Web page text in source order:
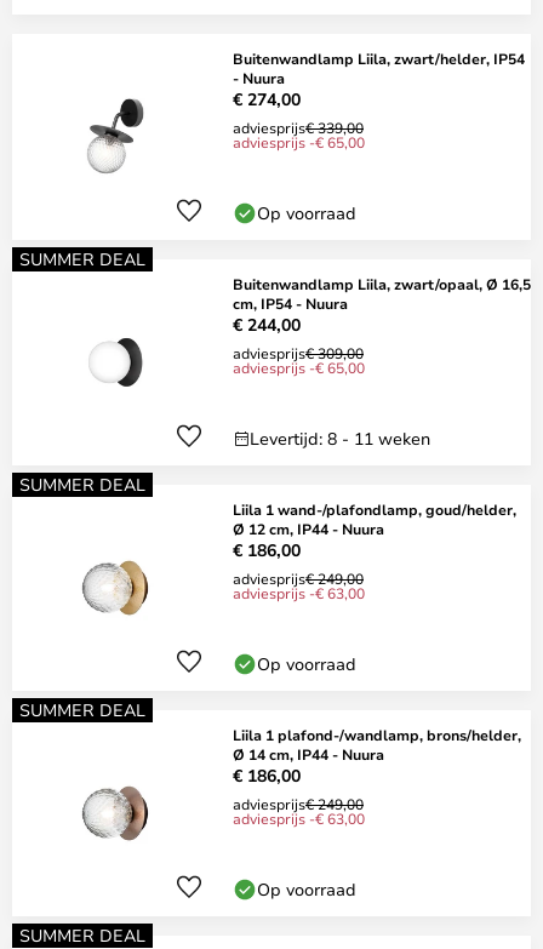
Buitenwandlamp Liila, zwart/helder, IP54
- Nuura
€ 274,00
adviesprijs€ 339,00
adviesprijs -€ 65,00
Op voorraad
SUMMER DEAL
Buitenwandlamp Liila, zwart/opaal, Ø 16,5
cm, IP54 - Nuura
€ 244,00
adviesprijs€ 309,00
adviesprijs -€ 65,00
Levertijd: 8 - 11 weken
SUMMER DEAL
Liila 1 wand-/plafondlamp, goud/helder,
Ø 12 cm, IP44 - Nuura
€ 186,00
adviesprijs€ 249,00
adviesprijs -€ 63,00
Op voorraad
SUMMER DEAL
Liila 1 plafond-/wandlamp, brons/helder,
Ø 14 cm, IP44 - Nuura
€ 186,00
adviesprijs€ 249,00
adviesprijs -€ 63,00
Op voorraad
SUMMER DEAL